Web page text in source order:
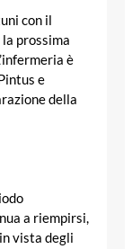
con il
prossima
è
e
della
a riempirsi,
vista degli